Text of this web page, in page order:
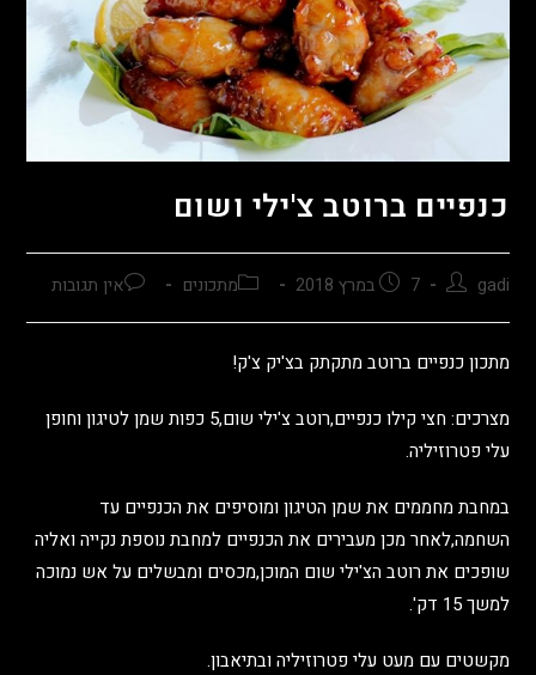
כנפיים ברוטב צ'ילי ושום
gadi 7 במרץ 2018 מתכונים אין תגובות
מתכון כנפיים ברוטב מתקתק בצ'יק צ'ק!
מצרכים: חצי קילו כנפיים,רוטב צ'ילי שום,5 כפות שמן לטיגון וחופן
עלי פטרוזיליה.
במחבת מחממים את שמן הטיגון ומוסיפים את הכנפיים עד
השחמה,לאחר מכן מעבירים את הכנפיים למחבת נוספת נקייה ואליה
שופכים את רוטב הצ'ילי שום המוכן,מכסים ומבשלים על אש נמוכה
למשך 15 דק'.
מקשטים עם מעט עלי פטרוזיליה ובתיאבון.